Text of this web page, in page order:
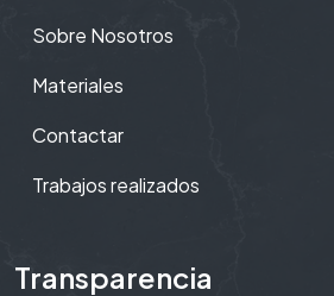
Sobre Nosotros
Materiales
Contactar
Trabajos realizados
Transparencia